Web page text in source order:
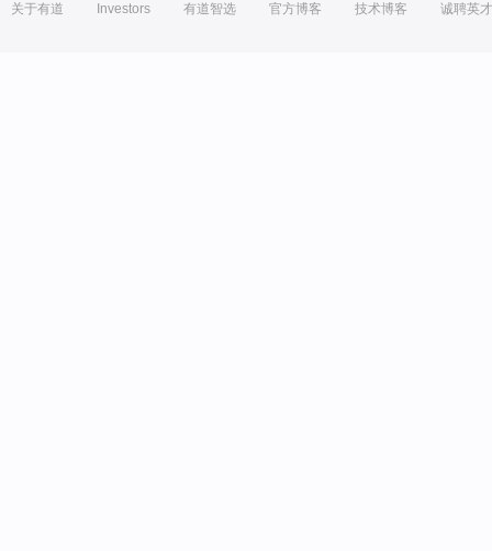
关于有道 Investors 有道智选 官方博客 技术博客 诚聘英才